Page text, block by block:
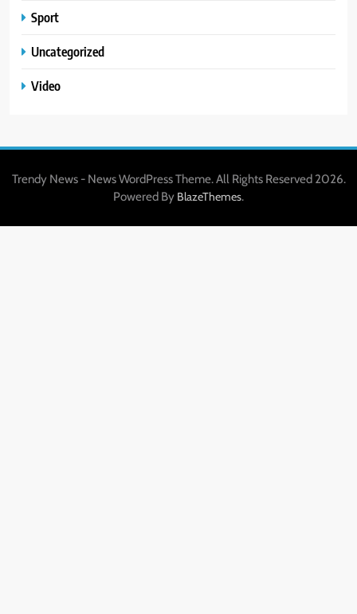
Sport
Uncategorized
Video
Trendy News - News WordPress Theme. All Rights Reserved 2026.
Powered By BlazeThemes.